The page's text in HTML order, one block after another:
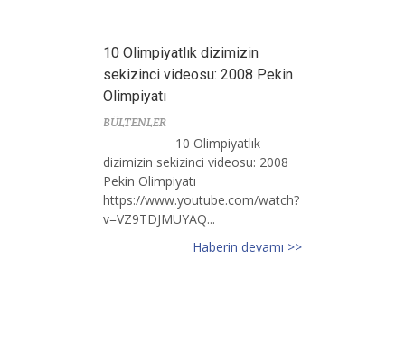
10 Olimpiyatlık dizimizin
sekizinci videosu: 2008 Pekin
Olimpiyatı
BÜLTENLER
10 Olimpiyatlık
dizimizin sekizinci videosu: 2008
Pekin Olimpiyatı
https://www.youtube.com/watch?
v=VZ9TDJMUYAQ...
Haberin devamı >>